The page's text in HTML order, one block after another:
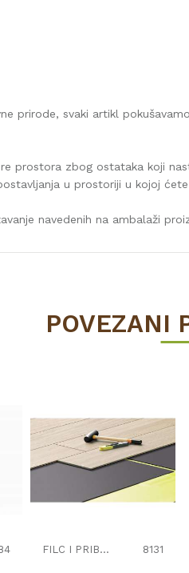
prirode, svaki artikl
prostora zbog ostataka koji
u prostoriji u kojoj
navedenih na ambalaži
POVEZANI
FILC I PRIBOR 8131